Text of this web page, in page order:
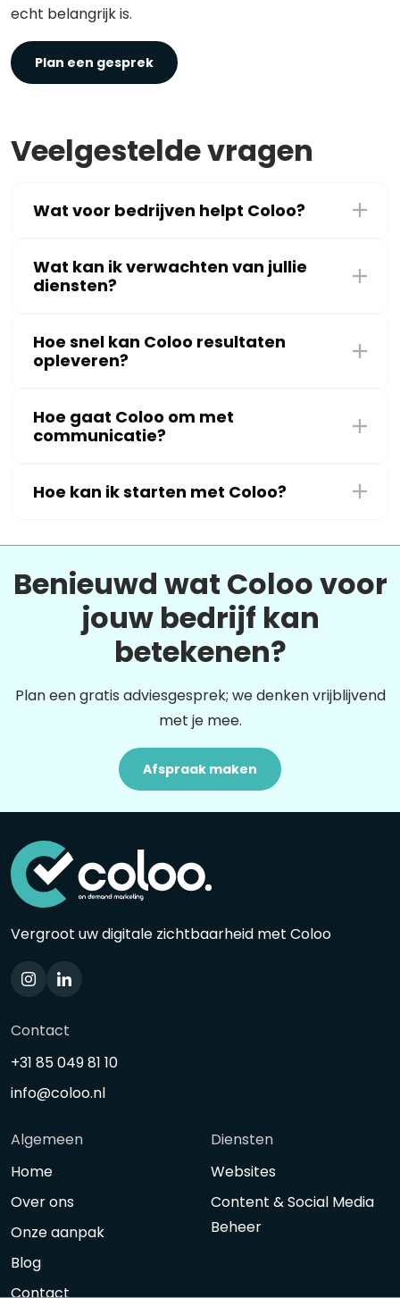
echt belangrijk is.
Plan een gesprek
Veelgestelde vragen
Wat voor bedrijven helpt Coloo?
Wat kan ik verwachten van jullie
diensten?
Hoe snel kan Coloo resultaten
opleveren?
Hoe gaat Coloo om met
communicatie?
Hoe kan ik starten met Coloo?
Benieuwd wat Coloo voor
jouw bedrijf kan
betekenen?
Plan een gratis adviesgesprek; we denken vrijblijvend
met je mee.
Afspraak maken
Vergroot uw digitale zichtbaarheid met Coloo
Contact
+31 85 049 81 10
info@coloo.nl
Algemeen
Home
Over ons
Onze aanpak
Blog
Contact
Diensten
Websites
Content & Social Media
Beheer